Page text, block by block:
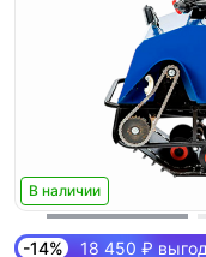
В наличии
-14% 18 450 ₽